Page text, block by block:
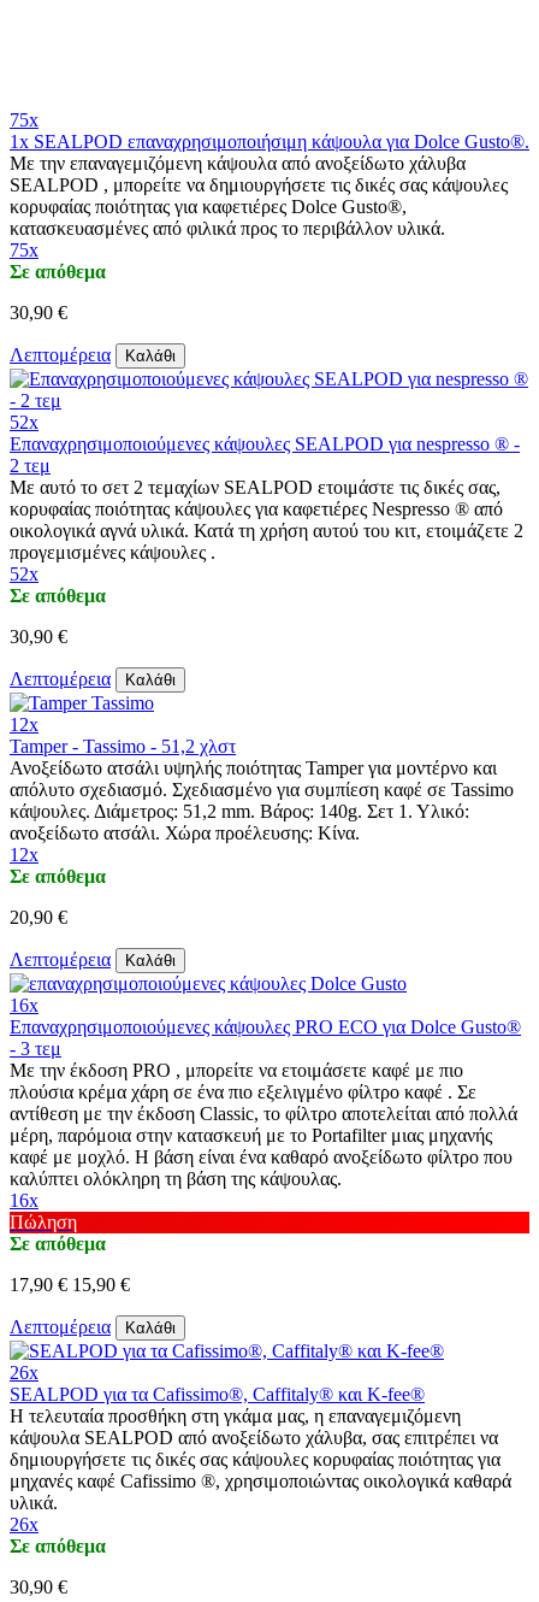
75x
1x SEALPOD επαναχρησιμοποιήσιμη κάψουλα για Dolce Gusto®.
Με την επαναγεμιζόμενη κάψουλα από ανοξείδωτο χάλυβα
SEALPOD , μπορείτε να δημιουργήσετε τις δικές σας κάψουλες
κορυφαίας ποιότητας για καφετιέρες Dolce Gusto®,
κατασκευασμένες από φιλικά προς το περιβάλλον υλικά.
75x
Σε απόθεμα
30,90 €
Λεπτομέρεια Καλάθι
52x
Επαναχρησιμοποιούμενες κάψουλες SEALPOD για nespresso ® -
2 τεμ
Με αυτό το σετ 2 τεμαχίων SEALPOD ετοιμάστε τις δικές σας,
κορυφαίας ποιότητας κάψουλες για καφετιέρες Nespresso ® από
οικολογικά αγνά υλικά. Κατά τη χρήση αυτού του κιτ, ετοιμάζετε 2
προγεμισμένες κάψουλες .
52x
Σε απόθεμα
30,90 €
Λεπτομέρεια Καλάθι
12x
Tamper - Tassimo - 51,2 χλστ
Ανοξείδωτο ατσάλι υψηλής ποιότητας Tamper για μοντέρνο και
απόλυτο σχεδιασμό. Σχεδιασμένο για συμπίεση καφέ σε Tassimo
κάψουλες. Διάμετρος: 51,2 mm. Βάρος: 140g. Σετ 1. Υλικό:
ανοξείδωτο ατσάλι. Χώρα προέλευσης: Κίνα.
12x
Σε απόθεμα
20,90 €
Λεπτομέρεια Καλάθι
16x
Επαναχρησιμοποιούμενες κάψουλες PRO ECO για Dolce Gusto®
- 3 τεμ
Με την έκδοση PRO , μπορείτε να ετοιμάσετε καφέ με πιο
πλούσια κρέμα χάρη σε ένα πιο εξελιγμένο φίλτρο καφέ . Σε
αντίθεση με την έκδοση Classic, το φίλτρο αποτελείται από πολλά
μέρη, παρόμοια στην κατασκευή με το Portafilter μιας μηχανής
καφέ με μοχλό. Η βάση είναι ένα καθαρό ανοξείδωτο φίλτρο που
καλύπτει ολόκληρη τη βάση της κάψουλας.
16x
Πώληση
Σε απόθεμα
17,90 € 15,90 €
Λεπτομέρεια Καλάθι
26x
SEALPOD για τα Cafissimo®, Caffitaly® και K-fee®
Η τελευταία προσθήκη στη γκάμα μας, η επαναγεμιζόμενη
κάψουλα SEALPOD από ανοξείδωτο χάλυβα, σας επιτρέπει να
δημιουργήσετε τις δικές σας κάψουλες κορυφαίας ποιότητας για
μηχανές καφέ Cafissimo ®, χρησιμοποιώντας οικολογικά καθαρά
υλικά.
26x
Σε απόθεμα
30,90 €